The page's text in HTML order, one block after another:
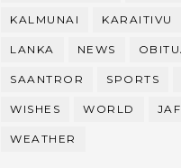
KALMUNAI KARAITIVU
LANKA NEWS
SAANTROR SPORTS
WISHES WORLD
WEATHER